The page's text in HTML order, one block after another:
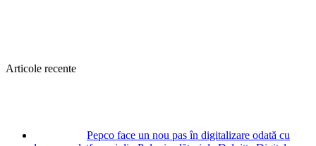
Articole recente
Pepco face un nou pas în digitalizare odată cu